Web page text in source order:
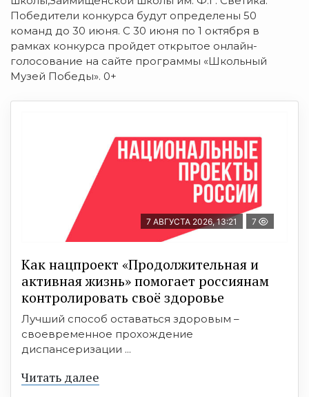
Победители конкурса будут определены 50
команд до 30 июня. С 30 июня по 1 октября в
рамках конкурса пройдет открытое онлайн-
голосование на сайте программы «Шкoльный
Музей Победы». 0+
7 АВГУСТА 2026, 13:21 7
Как нацпроект «Продолжительная и
активная жизнь» помогает россиянам
контролировать своё здоровье
Лучший способ оставаться здоровым –
своевременное прохождение
диспансеризации ...
Читать далее